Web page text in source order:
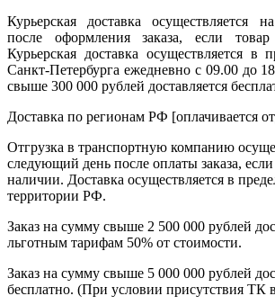
Курьерская доставка осуществляется
после оформления заказа, если
Курьерская доставка осуществляется в
Санкт-Петербурга ежедневно с 09.00 до
свыше 300 000 рублей доставляется
Доставка по регионам РФ [оплачивается
Отгрузка в транспортную компанию
следующий день после оплаты заказа, если
наличии. Доставка осуществляется в
территории РФ.
Заказ на сумму свыше 2 500 000 рублей
льготным тарифам 50% от стоимости.
Заказ на сумму свыше 5 000 000 рублей
бесплатно. (При условии присутствия ТК